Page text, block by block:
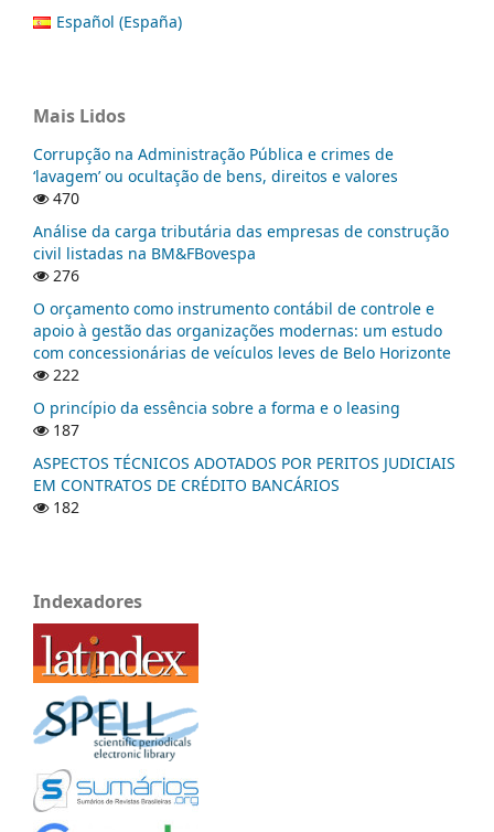
Español (España)
Mais Lidos
Corrupção na Administração Pública e crimes de
‘lavagem’ ou ocultação de bens, direitos e valores
470
Análise da carga tributária das empresas de construção
civil listadas na BM&FBovespa
276
O orçamento como instrumento contábil de controle e
apoio à gestão das organizações modernas: um estudo
com concessionárias de veículos leves de Belo Horizonte
222
O princípio da essência sobre a forma e o leasing
187
ASPECTOS TÉCNICOS ADOTADOS POR PERITOS JUDICIAIS
EM CONTRATOS DE CRÉDITO BANCÁRIOS
182
Indexadores